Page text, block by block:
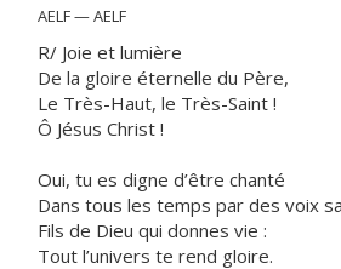
AELF — AELF
R/ Joie et lumière
De la gloire éternelle du Père,
Le Très-Haut, le Très-Saint !
Ô Jésus Christ !
Oui, tu es digne d’être chanté
Dans tous les temps par des voix
Fils de Dieu qui donnes vie :
Tout l’univers te rend gloire.